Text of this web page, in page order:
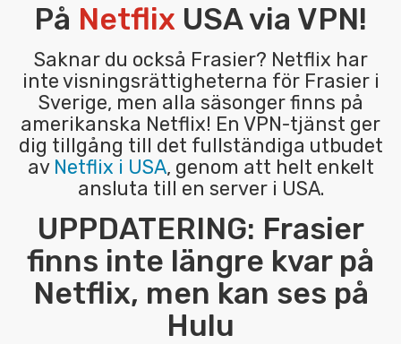
På Netflix USA via VPN!
Saknar du också Frasier? Netflix har
inte visningsrättigheterna för Frasier i
Sverige, men alla säsonger finns på
amerikanska Netflix! En VPN-tjänst ger
dig tillgång till det fullständiga utbudet
av Netflix i USA, genom att helt enkelt
ansluta till en server i USA.
UPPDATERING: Frasier
finns inte längre kvar på
Netflix, men kan ses på
Hulu